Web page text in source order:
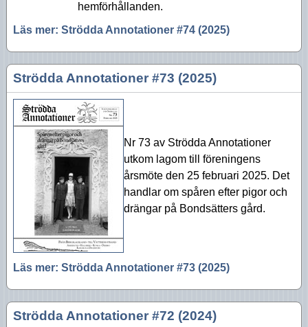
hemförhållanden.
Läs mer: Strödda Annotationer #74 (2025)
Strödda Annotationer #73 (2025)
Nr 73 av Strödda Annotationer
utkom lagom till föreningens
årsmöte den 25 februari 2025. Det
handlar om spåren efter pigor och
drängar på Bondsätters gård.
Läs mer: Strödda Annotationer #73 (2025)
Strödda Annotationer #72 (2024)